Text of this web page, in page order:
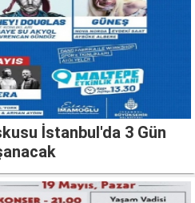
İstanbul'da 3 Gün